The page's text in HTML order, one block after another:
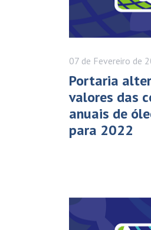
07 de Fevereiro de
Portaria
valores das
anuais de
para 2022